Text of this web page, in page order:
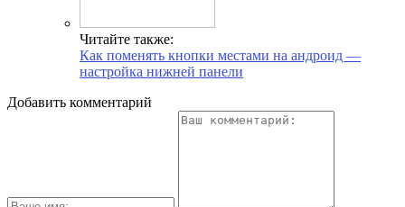
Читайте также:
Как поменять кнопки местами на андроид —
настройка нижней панели
Добавить комментарий